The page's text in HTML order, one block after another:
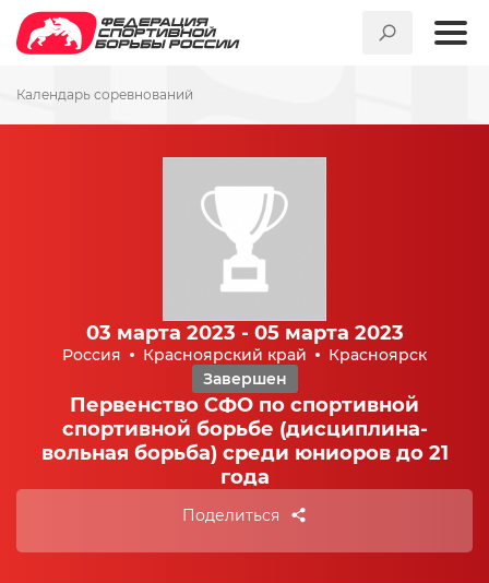
Календарь соревнований
03 марта 2023 - 05 марта 2023
Россия Красноярский край
Красноярск
Завершен
Первенство СФО по спортивной
спортивной борьбе (дисциплина-
вольная борьба) среди юниоров до 21
года
Поделиться